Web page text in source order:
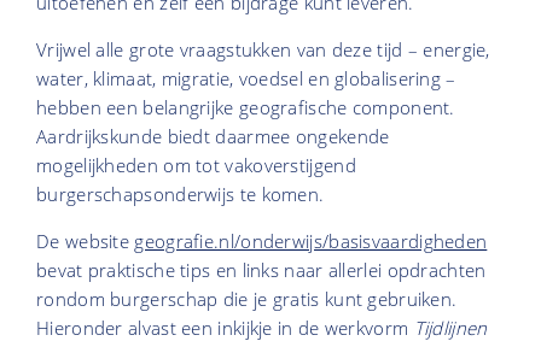
Vrijwel alle grote vraagstukken van deze tijd – energie,
water, klimaat, migratie, voedsel en globalisering –
hebben een belangrijke geografische component.
Aardrijkskunde biedt daarmee ongekende
mogelijkheden om tot vakoverstijgend
burgerschapsonderwijs te komen.
De website geografie.nl/onderwijs/basisvaardigheden
bevat praktische tips en links naar allerlei opdrachten
rondom burgerschap die je gratis kunt gebruiken.
Hieronder alvast een inkijkje in de werkvorm Tijdlijnen